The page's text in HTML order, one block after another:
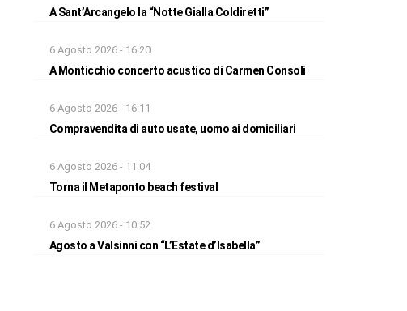
A Sant’Arcangelo la “Notte Gialla Coldiretti”
6 Agosto 2026 - 16:20
A Monticchio concerto acustico di Carmen Consoli
6 Agosto 2026 - 16:11
Compravendita di auto usate, uomo ai domiciliari
6 Agosto 2026 - 11:04
Torna il Metaponto beach festival
6 Agosto 2026 - 10:52
Agosto a Valsinni con “L’Estate d’Isabella”